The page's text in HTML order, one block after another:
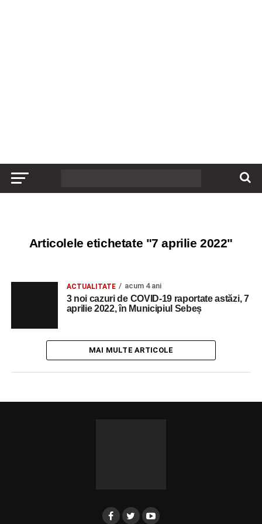
Articolele etichetate "7 aprilie 2022"
ACTUALITATE acum 4 ani
3 noi cazuri de COVID-19 raportate astăzi, 7
aprilie 2022, în Municipiul Sebeș
MAI MULTE ARTICOLE